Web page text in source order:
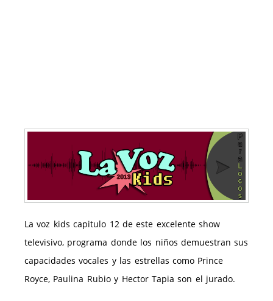
La voz kids capitulo 12 de este excelente show
televisivo, programa donde los niños demuestran sus
capacidades vocales y las estrellas como Prince
Royce, Paulina Rubio y Hector Tapia son el jurado.